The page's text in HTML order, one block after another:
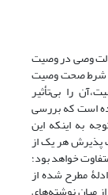
وصی در وصیت
شرط صحت وصیت
را بی‌تأثیر
است که بررسی
به اینکه این
پذیرش هر یک از
خواهد بود؛
مطرح شده از